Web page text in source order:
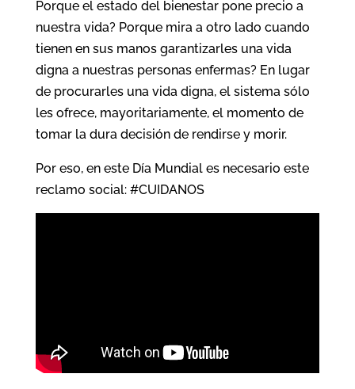
Porque el estado del bienestar pone precio a
nuestra vida? Porque mira a otro lado cuando
tienen en sus manos garantizarles una vida
digna a nuestras personas enfermas? En lugar
de procurarles una vida digna, el sistema sólo
les ofrece, mayoritariamente, el momento de
tomar la dura decisión de rendirse y morir.
Por eso, en este Día Mundial es necesario este
reclamo social: #CUIDANOS